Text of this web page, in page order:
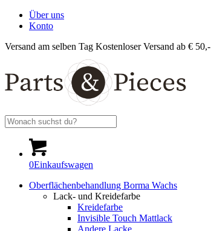
Über uns
Konto
Versand am selben Tag Kostenloser Versand ab € 50,-
0Einkaufswagen
Oberflächenbehandlung Borma Wachs
Lack- und Kreidefarbe
Kreidefarbe
Invisible Touch Mattlack
Andere Lacke